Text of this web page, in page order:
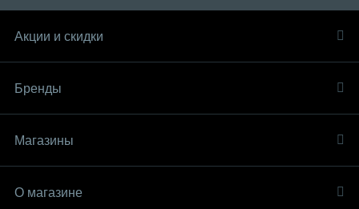
Акции и скидки
Бренды
Магазины
О магазине